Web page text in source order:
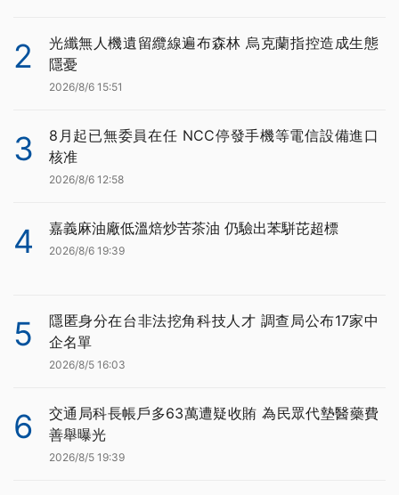
2
光纖無人機遺留纜線遍布森林 烏克蘭指控造成生態
隱憂
2026/8/6 15:51
3
8月起已無委員在任 NCC停發手機等電信設備進口
核准
2026/8/6 12:58
4 嘉義麻油廠低溫焙炒苦茶油 仍驗出苯駢芘超標
2026/8/6 19:39
5
隱匿身分在台非法挖角科技人才 調查局公布17家中
企名單
2026/8/5 16:03
6
交通局科長帳戶多63萬遭疑收賄 為民眾代墊醫藥費
善舉曝光
2026/8/5 19:39